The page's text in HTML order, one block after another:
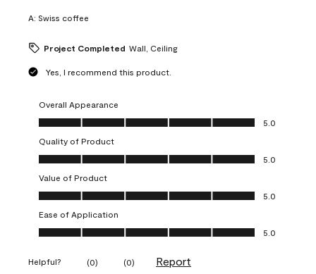
A: Swiss coffee
Project Completed Wall, Ceiling
Yes, I recommend this product.
Overall Appearance
Overall Appearance, 5.0 out of 5
5.0
Quality of Product
Quality of Product, 5.0 out of 5
5.0
Value of Product
Value of Product, 5.0 out of 5
5.0
Ease of Application
Ease of Application, 5.0 out of 5
5.0
Helpful? (0) (0) Report